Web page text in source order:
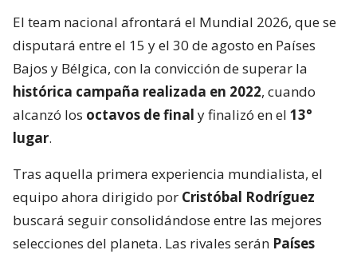
El team nacional afrontará el Mundial 2026, que se
disputará entre el 15 y el 30 de agosto en Países
Bajos y Bélgica, con la convicción de superar la
histórica campaña realizada en 2022, cuando
alcanzó los octavos de final y finalizó en el 13°
lugar.
Tras aquella primera experiencia mundialista, el
equipo ahora dirigido por Cristóbal Rodríguez
buscará seguir consolidándose entre las mejores
selecciones del planeta. Las rivales serán Países